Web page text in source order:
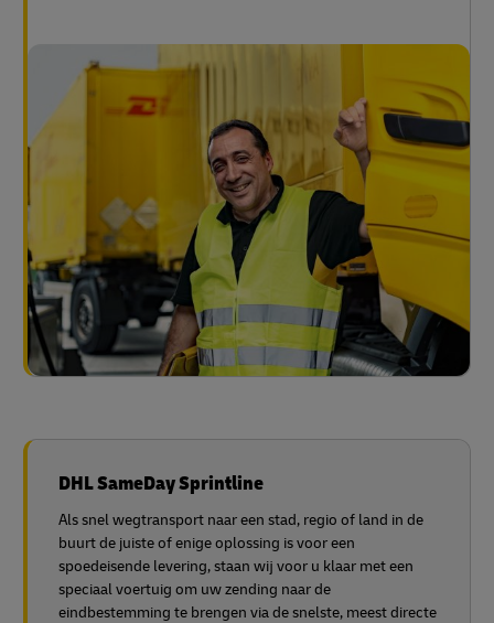
DHL SameDay Sprintline
Als snel wegtransport naar een stad, regio of land in de
buurt de juiste of enige oplossing is voor een
spoedeisende levering, staan wij voor u klaar met een
speciaal voertuig om uw zending naar de
eindbestemming te brengen via de snelste, meest directe